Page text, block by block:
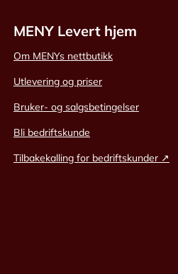
MENY Levert hjem
Om MENYs nettbutikk
Utlevering og priser
Bruker- og salgsbetingelser
Bli bedriftskunde
Tilbakekalling for bedriftskunder ↗